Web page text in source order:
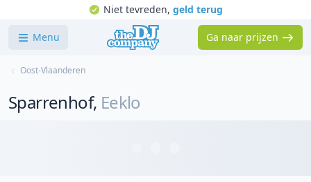
Niet tevreden, geld terug
Menu Ga naar prijzen
Oost-Vlaanderen
Sparrenhof, Eeklo